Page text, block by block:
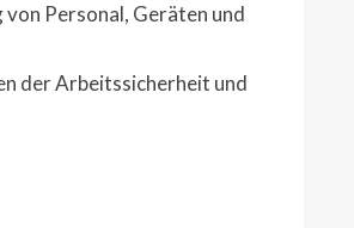
Personal, Geräten und
der Arbeitssicherheit und